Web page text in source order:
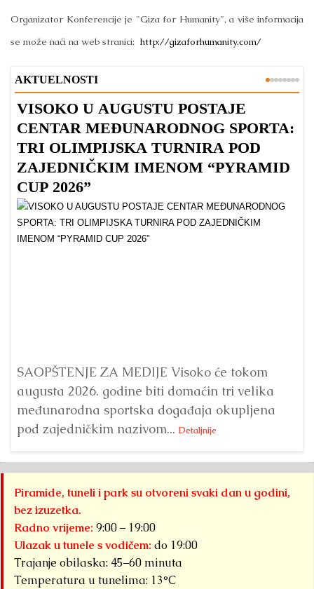
Organizator Konferencije je "Giza for Humanity", a više informacija
se može naći na web stranici: http://gizaforhumanity.com/
AKTUELNOSTI
VISOKO U AUGUSTU POSTAJE
CENTAR MEĐUNARODNOG SPORTA:
TRI OLIMPIJSKA TURNIRA POD
ZAJEDNIČKIM IMENOM “PYRAMID
CUP 2026”
SAOPŠTENJE ZA MEDIJE Visoko će tokom
augusta 2026. godine biti domaćin tri velika
međunarodna sportska događaja okupljena
pod zajedničkim nazivom... Detaljnije
Piramide, tuneli i park su otvoreni svaki dan u godini,
bez izuzetka.
Radno vrijeme: 9:00 – 19:00
Ulazak u tunele s vodičem: do 19:00
Trajanje obilaska: 45–60 minuta
Temperatura u tunelima: 13°C